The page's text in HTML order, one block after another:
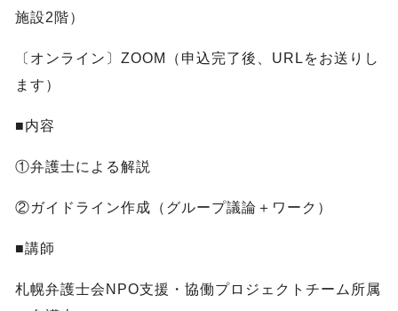
施設2階）
〔オンライン〕ZOOM（申込完了後、URLをお送りし
ます）
■内容
①弁護士による解説
②ガイドライン作成（グループ議論＋ワーク）
■講師
札幌弁護士会NPO支援・協働プロジェクトチーム所属